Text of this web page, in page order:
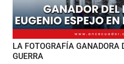
LA FOTOGRAFÍA GANADORA
GUERRA